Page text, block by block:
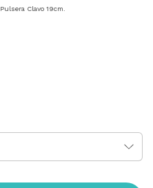
Pulsera Clavo 19cm.